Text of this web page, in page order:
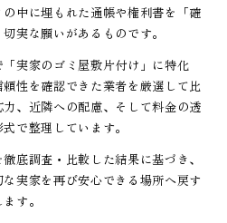
中に埋もれた通帳や権利書を「確
実な願いがあるものです。
実家のゴミ屋敷片付け」に特化
性を確認できた業者を厳選して比
、近隣への配慮、そして料金の透
で整理しています。
底調査・比較した結果に基づき、
実家を再び安心できる場所へ戻す
す。